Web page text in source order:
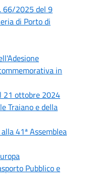
66/2025 del 9
di Porto di
in
21 ottobre 2024
Traiano e della
41ª Assemblea
Pubblico e